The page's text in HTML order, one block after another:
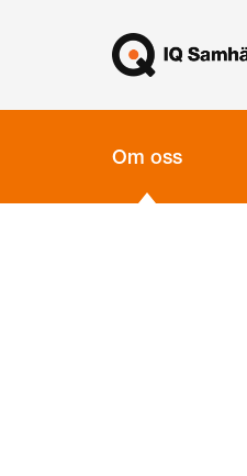
Om oss